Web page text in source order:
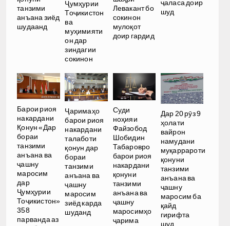
танзими
анъана зиёд
шудаанд
Ҷумҳурии
Тоҷикистон
ва
муҳимияти
он дар
зиндагии
сокинон
Левакант бо
сокинон
мулоқот
доир гардид
ҷаласа доир
шуд
Барои риоя
накардани
Қонун «Дар
бораи
танзими
анъана ва
ҷашну
маросим
дар
Ҷумҳурии
Тоҷикистон»
358
парванда аз
Ҷаримаҳо
барои риоя
накардани
талаботи
қонун дар
бораи
танзими
анъана ва
ҷашну
маросим
зиёд карда
шуданд
Суди
ноҳияи
Файзобод
Шобидин
Табаровро
барои риоя
накардани
қонуни
танзими
анъана ва
ҷашну
маросимҳо
ҷарима
Дар 20 рӯз 9
ҳолати
вайрон
намудани
муқаррароти
қонуни
танзими
анъана ва
ҷашну
маросим ба
қайд
гирифта
шуд